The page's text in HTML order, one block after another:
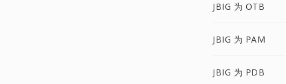
JBIG 为 OTB
JBIG 为 PAM
JBIG 为 PDB